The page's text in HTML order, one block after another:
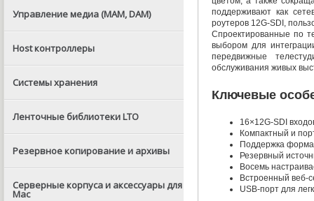
Управление медиа (MAM, DAM)
Host контроллеры
Системы хранения
Ленточные библиотеки LTO
Резервное копирование и архивы
Серверные корпуса и аксессуары для
Mac
поддерживают как
роутеров 12G-SDI
Спроектированные по
выбором для
передвижные
обслуживания живых
Ключевые
16×12G-SDI
Компактный и
Поддержка
Резервный
Восемь
Встроенныйвеб-
USB-порт для